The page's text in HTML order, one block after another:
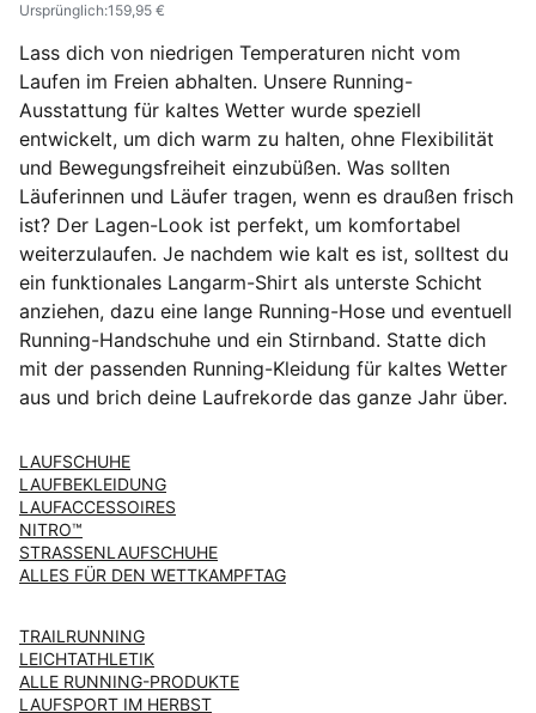
Ursprünglich:159,95 €
Lass dich von niedrigen Temperaturen nicht vom
Laufen im Freien abhalten. Unsere Running-
Ausstattung für kaltes Wetter wurde speziell
entwickelt, um dich warm zu halten, ohne Flexibilität
und Bewegungsfreiheit einzubüßen. Was sollten
Läuferinnen und Läufer tragen, wenn es draußen frisch
ist? Der Lagen-Look ist perfekt, um komfortabel
weiterzulaufen. Je nachdem wie kalt es ist, solltest du
ein funktionales Langarm-Shirt als unterste Schicht
anziehen, dazu eine lange Running-Hose und eventuell
Running-Handschuhe und ein Stirnband. Statte dich
mit der passenden Running-Kleidung für kaltes Wetter
aus und brich deine Laufrekorde das ganze Jahr über.
LAUFSCHUHE
LAUFBEKLEIDUNG
LAUFACCESSOIRES
NITRO™
STRASSENLAUFSCHUHE
ALLES FÜR DEN WETTKAMPFTAG
TRAILRUNNING
LEICHTATHLETIK
ALLE RUNNING-PRODUKTE
LAUFSPORT IM HERBST